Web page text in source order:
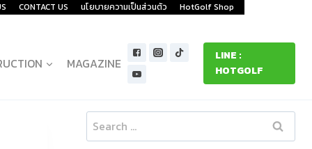
CONTACT US นโยบายความเป็นส่วนตัว HotGolf Shop
MAGAZINE
LINE :
HOTGOLF
Search
for: